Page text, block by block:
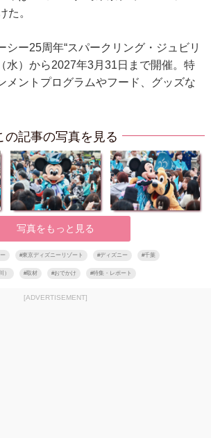
た。
ー25周年“スパークリング・ジュビリ
水）から2027年3月31日まで開催。特
メントプログラムやフード、グッズな
の記事の写真を見る
写真をもっと見る
#東京ディズニーリゾート #ディズニー #千葉
） #取材 #おでかけ #特集・レポート
[ADVERTISEMENT]